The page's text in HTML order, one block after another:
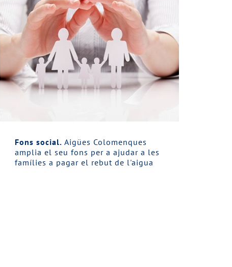
Fons social. Aigües Colomenques
amplia el seu fons per a ajudar a les
famílies a pagar el rebut de l'aigua